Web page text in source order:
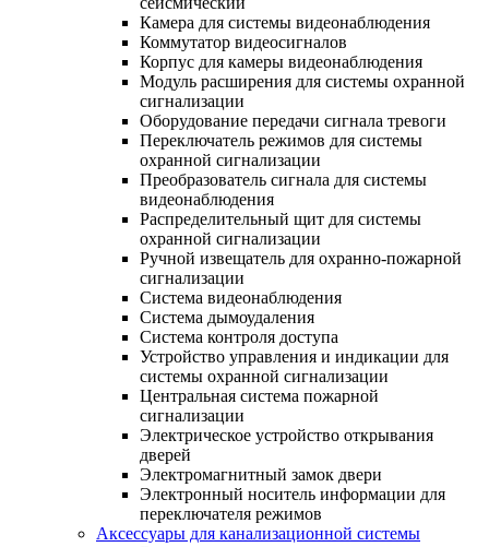
Камера для системы видеонаблюдения
Коммутатор видеосигналов
Корпус для камеры видеонаблюдения
Модуль расширения для системы охранной
сигнализации
Оборудование передачи сигнала тревоги
Переключатель режимов для системы
охранной сигнализации
Преобразователь сигнала для системы
видеонаблюдения
Распределительный щит для системы
охранной сигнализации
Ручной извещатель для охранно-пожарной
сигнализации
Система видеонаблюдения
Система дымоудаления
Система контроля доступа
Устройство управления и индикации для
системы охранной сигнализации
Центральная система пожарной
сигнализации
Электрическое устройство открывания
дверей
Электромагнитный замок двери
Электронный носитель информации для
переключателя режимов
Аксессуары для канализационной системы